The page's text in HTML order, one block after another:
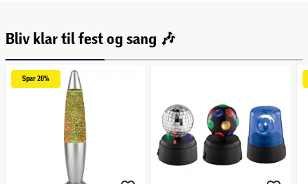
Bliv klar til fest og sang 🎶
Spar 20%